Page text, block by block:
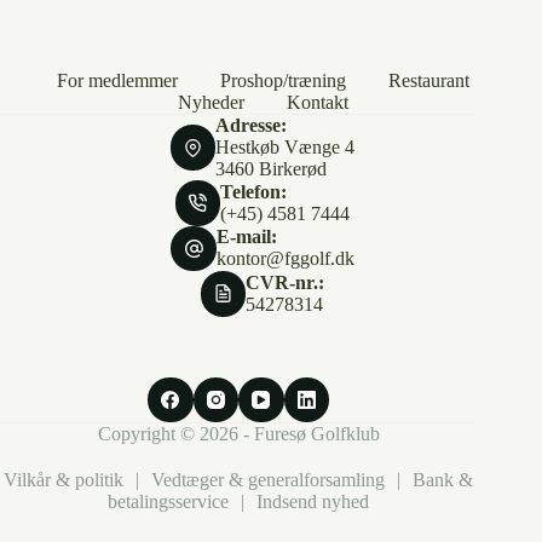
For medlemmer Proshop/træning
Restaurant
Nyheder
Kontakt
Adresse:
Hestkøb Vænge 4
3460 Birkerød
Telefon:
(+45) 4581 7444
E-mail:
kontor@fggolf.dk
CVR-nr.:
54278314
Copyright © 2026 - Furesø Golfklub
Vilkår & politik | Vedtæger & generalforsamling |
Bank &
betalingsservice
| Indsend nyhed